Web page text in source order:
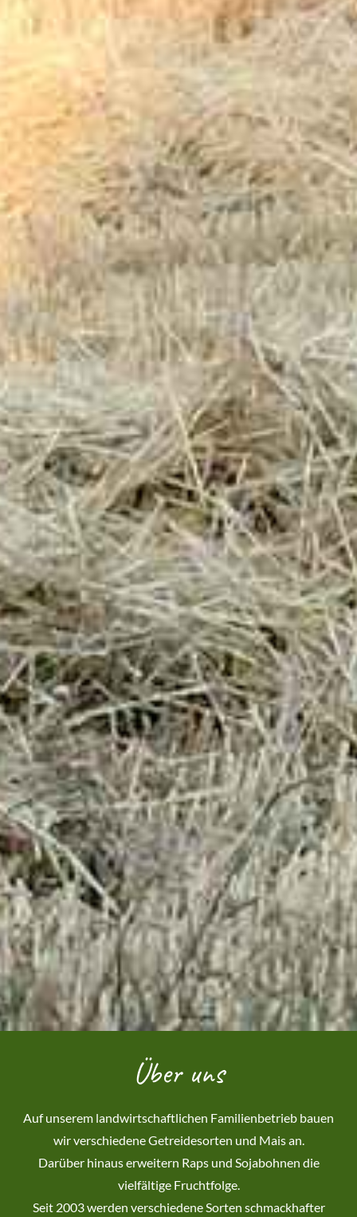
Über uns
Auf unserem landwirtschaftlichen Familienbetrieb bauen
wir verschiedene Getreidesorten und Mais an.
Darüber hinaus erweitern Raps und Sojabohnen die
vielfältige Fruchtfolge.
Seit 2003 werden verschiedene Sorten schmackhafter